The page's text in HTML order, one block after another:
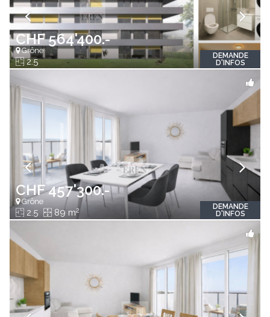
CHF 564'400.-
Grône
2.5
DEMANDE
D'INFOS
CHF 457'300.-
Grône
2.5 89 m2
DEMANDE
D'INFOS